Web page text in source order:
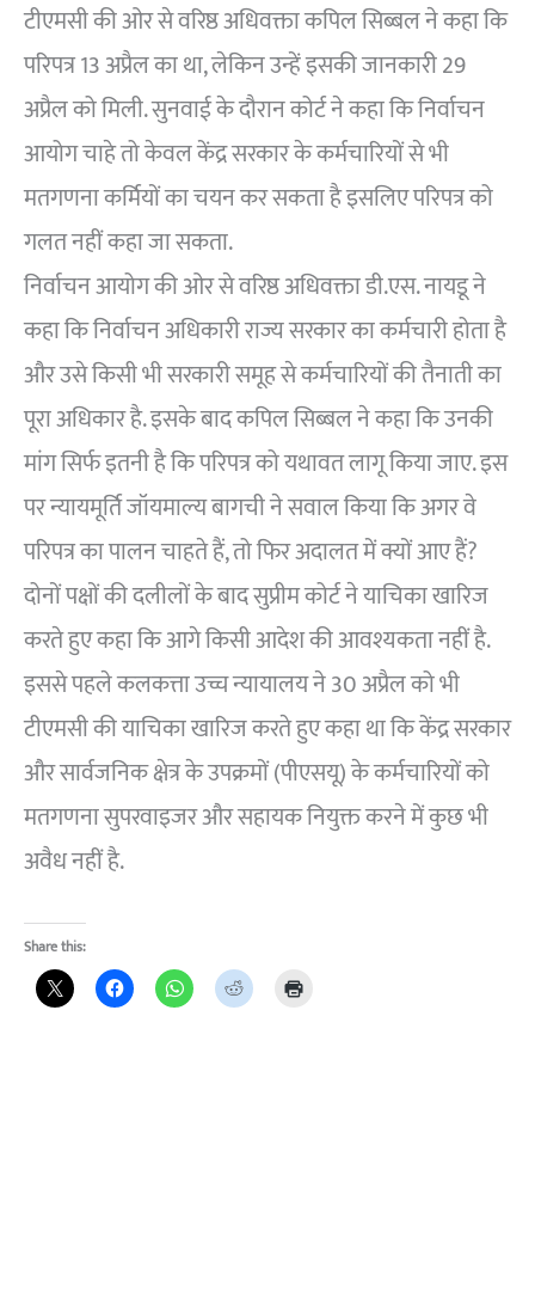
टीएमसी की ओर से वरिष्ठ अधिवक्ता कपिल सिब्बल ने कहा कि
परिपत्र 13 अप्रैल का था, लेकिन उन्हें इसकी जानकारी 29
अप्रैल को मिली. सुनवाई के दौरान कोर्ट ने कहा कि निर्वाचन
आयोग चाहे तो केवल केंद्र सरकार के कर्मचारियों से भी
मतगणना कर्मियों का चयन कर सकता है इसलिए परिपत्र को
गलत नहीं कहा जा सकता.
निर्वाचन आयोग की ओर से वरिष्ठ अधिवक्ता डी.एस. नायडू ने
कहा कि निर्वाचन अधिकारी राज्य सरकार का कर्मचारी होता है
और उसे किसी भी सरकारी समूह से कर्मचारियों की तैनाती का
पूरा अधिकार है. इसके बाद कपिल सिब्बल ने कहा कि उनकी
मांग सिर्फ इतनी है कि परिपत्र को यथावत लागू किया जाए. इस
पर न्यायमूर्ति जॉयमाल्य बागची ने सवाल किया कि अगर वे
परिपत्र का पालन चाहते हैं, तो फिर अदालत में क्यों आए हैं?
दोनों पक्षों की दलीलों के बाद सुप्रीम कोर्ट ने याचिका खारिज
करते हुए कहा कि आगे किसी आदेश की आवश्यकता नहीं है.
इससे पहले कलकत्ता उच्च न्यायालय ने 30 अप्रैल को भी
टीएमसी की याचिका खारिज करते हुए कहा था कि केंद्र सरकार
और सार्वजनिक क्षेत्र के उपक्रमों (पीएसयू) के कर्मचारियों को
मतगणना सुपरवाइजर और सहायक नियुक्त करने में कुछ भी
अवैध नहीं है.
Share this: